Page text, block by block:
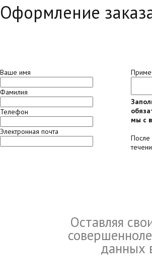
Оформление
Ваше имя
Фамилия
Телефон
Электронная почта
мы с
После
Оставляя
данных